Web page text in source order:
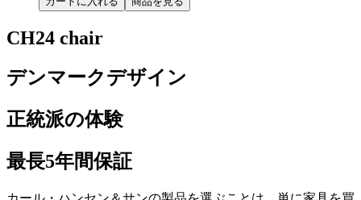
CH24 chair
デンマークデザイン
正統派の体験
最長5年間保証